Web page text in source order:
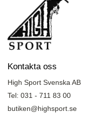
Kontakta oss
High Sport Svenska AB
Tel: 031 - 711 83 00
butiken@highsport.se